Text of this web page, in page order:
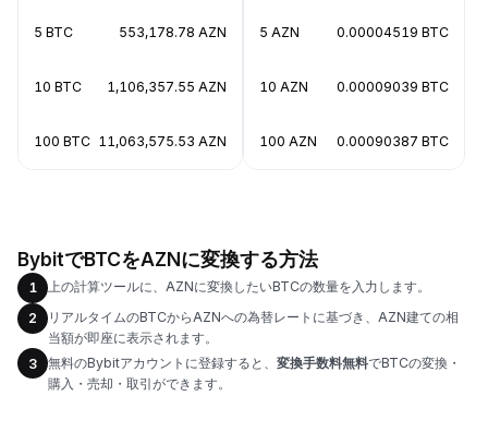
5 BTC 553,178.78 AZN
10 BTC 1,106,357.55 AZN
100 BTC 11,063,575.53 AZN
5 AZN 0.00004519 BTC
10 AZN 0.00009039 BTC
100 AZN 0.00090387 BTC
BybitでBTCをAZNに変換する方法
1
上の計算ツールに、AZNに変換したいBTCの数量を入力します。
2
リアルタイムのBTCからAZNへの為替レートに基づき、AZN建ての相
当額が即座に表示されます。
3
無料のBybitアカウントに登録すると、 変換手数料無料でBTCの変換・
購入・売却・取引ができます。